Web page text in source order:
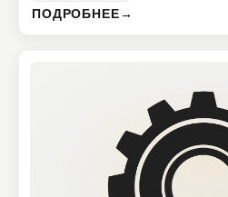
ПОДРОБНЕЕ→